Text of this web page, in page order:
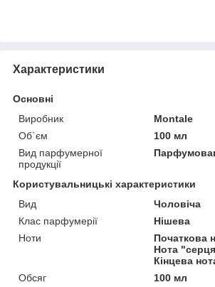
Характеристики
Основні
Виробник
Montale
Об`єм
100 мл
Вид парфумерної
продукції
Користувальницькі характеристики
Вид
Чоловіча
Клас парфумерії
Нішева
Ноти
Початкова
Нота
Кінцева
Обсяг
100 мл